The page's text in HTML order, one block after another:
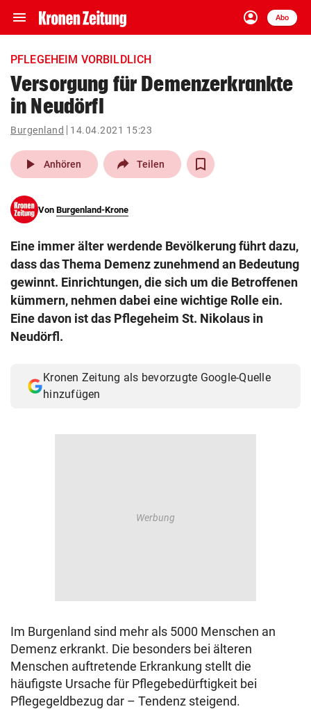
menu Navigation
ein-/ausklappen
account_circle
Anmelden
Abo
close Schließen
account_circle Anmelden
pin_drop
Wien arrow_right
search
eingeben
© Krone Multimedia GmbH & Co KG 2026
Muthgasse 2, 1190 Wien
PFLEGEHEIM VORBILDLICH
Versorgung für Demenzerkrankte
in Neudörfl
Burgenland 14.04.2021 15:23
play_arrow Anhören Teilen
Von Burgenland-Krone
Eine immer älter werdende Bevölkerung führt dazu,
dass das Thema Demenz zunehmend an Bedeutung
gewinnt. Einrichtungen, die sich um die Betroffenen
kümmern, nehmen dabei eine wichtige Rolle ein.
Eine davon ist das Pflegeheim St. Nikolaus in
Neudörfl.
Kronen Zeitung als bevorzugte Google-Quelle
hinzufügen
Im Burgenland sind mehr als 5000 Menschen an
Demenz erkrankt. Die besonders bei älteren
Menschen auftretende Erkrankung stellt die
häufigste Ursache für Pflegebedürftigkeit bei
Pflegegeldbezug dar – Tendenz steigend.